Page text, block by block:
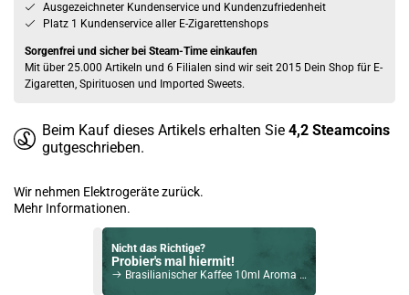
Ausgezeichneter Kundenservice und Kundenzufriedenheit
Platz 1 Kundenservice aller E-Zigarettenshops
Sorgenfrei und sicher bei Steam-Time einkaufen
Mit über 25.000 Artikeln und 6 Filialen sind wir seit 2015 Dein Shop für E-
Zigaretten, Spirituosen und Imported Sweets.
Beim Kauf dieses Artikels erhalten Sie 4,2 Steamcoins
gutgeschrieben.
Wir nehmen Elektrogeräte zurück.
Mehr Informationen.
Nicht das Richtige?
Probier's mal hiermit!
Brasilianischer Kaffee 10ml Aroma by Classic Dampf